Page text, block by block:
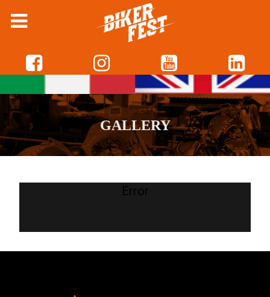
GALLERY
Error